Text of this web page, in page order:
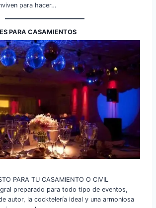
para hacer…
PARA CASAMIENTOS
PARA TU CASAMIENTO O CIVIL
preparado para todo tipo de eventos,
autor, la cocktelería ideal y una armoniosa